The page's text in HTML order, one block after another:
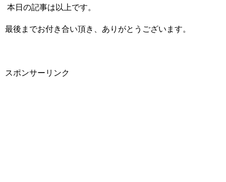
本日の記事は以上です。
最後までお付き合い頂き、ありがとうございます。
スポンサーリンク